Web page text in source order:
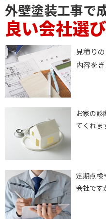
外壁塗装工事で
良い会社選び
見積り
内容を
お家の診
てくれま
定期点検
会社です